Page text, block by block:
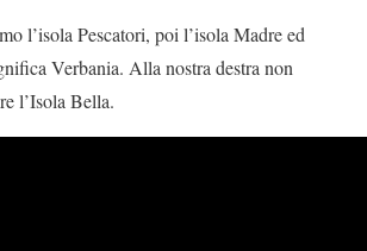
l’isola Pescatori, poi l’isola Madre ed
Verbania. Alla nostra destra non
l’Isola Bella.